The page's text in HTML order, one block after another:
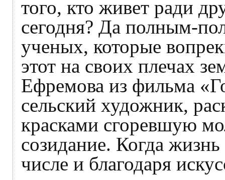
того, кто живет ради
сегодня? Да полным-
ученых, которые
этот на своих плечах
Ефремова из фильма
сельский художник,
красками сгоревшую
созидание. Когда
числе и благодаря